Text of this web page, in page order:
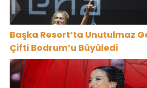
Başka Resort’ta Unutulmaz Gece
Çifti Bodrum’u Büyüledi